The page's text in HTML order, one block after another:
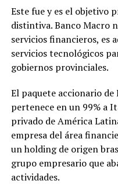
Este fue y es el objetivo
distintiva. Banco Macro
servicios financieros, es
servicios tecnológicos
gobiernos provinciales.
El paquete accionario
pertenece en un 99% a
privado de América
empresa del área
un holding de origen
grupo empresario que
actividades.